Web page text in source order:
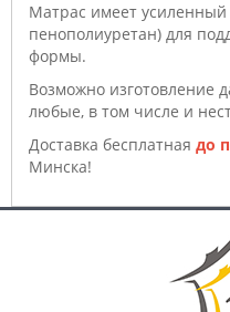
Матрас имеет
пенополиуретан) для
формы.
Возможно изготовление
любые, в том числе и
Доставка бесплатная до
Минска!